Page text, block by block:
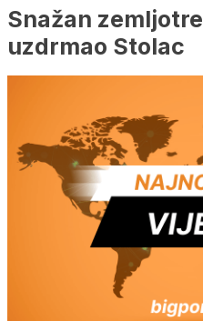
Snažan
uzdrmao Stolac